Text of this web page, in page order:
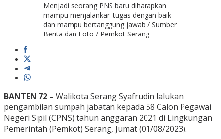
Menjadi seorang PNS baru diharapkan
mampu menjalankan tugas dengan baik
dan mampu bertanggung jawab / Sumber
Berita dan Foto / Pemkot Serang
BANTEN 72 – Walikota Serang Syafrudin lalukan
pengambilan sumpah jabatan kepada 58 Calon Pegawai
Negeri Sipil (CPNS) tahun anggaran 2021 di Lingkungan
Pemerintah (Pemkot) Serang, Jumat (01/08/2023).